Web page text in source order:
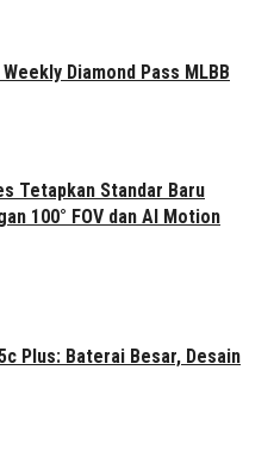
Diamond Pass MLBB
Tetapkan Standar Baru
100° FOV dan AI Motion
Plus: Baterai Besar, Desain